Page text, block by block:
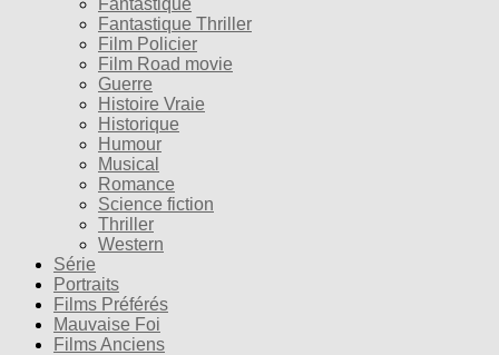
Fantastique
Fantastique Thriller
Film Policier
Film Road movie
Guerre
Histoire Vraie
Historique
Humour
Musical
Romance
Science fiction
Thriller
Western
Série
Portraits
Films Préférés
Mauvaise Foi
Films Anciens